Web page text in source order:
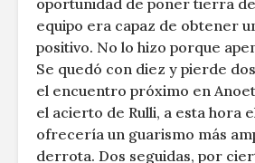
equipo era capaz de obtener
positivo. No lo hizo porque
Se quedó con diez y pierde
el encuentro próximo en
el acierto de Rulli, a esta hora
ofrecería un guarismo más
derrota. Dos seguidas, por